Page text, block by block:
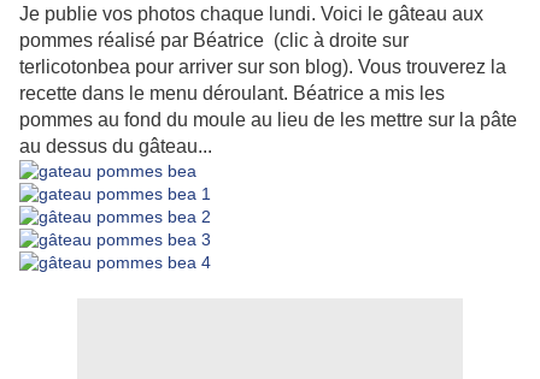
Je publie vos photos chaque lundi. Voici le gâteau aux
pommes réalisé par Béatrice (clic à droite sur
terlicotonbea pour arriver sur son blog). Vous trouverez la
recette dans le menu déroulant. Béatrice a mis les
pommes au fond du moule au lieu de les mettre sur la pâte
au dessus du gâteau...